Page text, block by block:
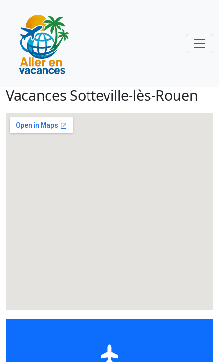
Vacances Sotteville-lès-Rouen